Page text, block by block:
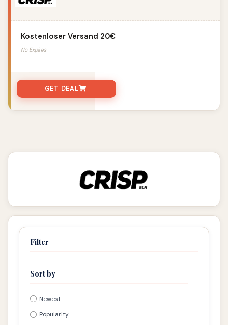
Kostenloser Versand 20€
No Expires
GET DEAL
Filter
Sort by
Newest
Popularity